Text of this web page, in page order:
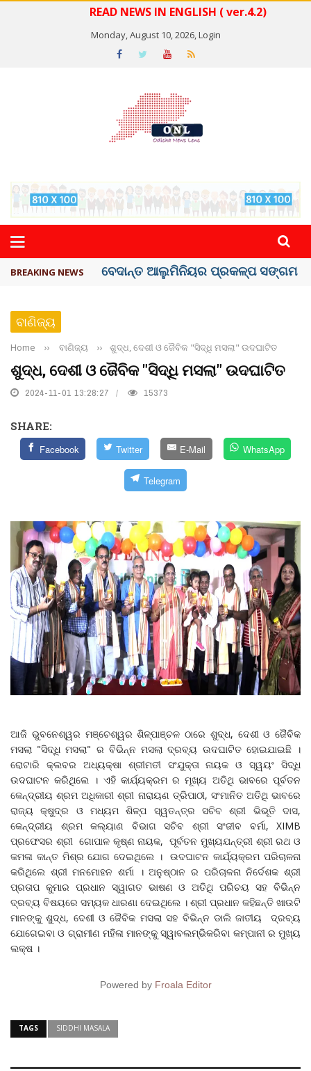
READ NEWS IN ENGLISH ( ver.4.2)
Monday, August 10, 2026,Login
BREAKING NEWS ବେଦାନ୍ତ ଆଲୁମିନିୟର ପ୍ରକଳ୍ପ ସଙ୍ଗମ ...
ବାଣିଜ୍ୟ
Home ›› ବାଣିଜ୍ୟ ›› ଶୁଦ୍ଧ, ଦେଶୀ ଓ ଜୈବିକ "ସିଦ୍ଧି ମସଲା" ଉଦଘାଟିତ
ଶୁଦ୍ଧ, ଦେଶୀ ଓ ଜୈବିକ "ସିଦ୍ଧି ମସଲା" ଉଦଘାଟିତ
2024-11-01 13:28:27 15373
SHARE:
Facebook Twitter E-Mail WhatsApp
Telegram
ଆଜି ଭୁବନେଶ୍ୱର ମଞ୍ଚେଶ୍ୱର ଶିଳ୍ପାଞ୍ଚଳ ଠାରେ ଶୁଦ୍ଧ, ଦେଶୀ ଓ ଜୈବିକ
ମସଲା "ସିଦ୍ଧି ମସଲା" ର ବିଭିନ୍ନ ମସଲା ଦ୍ରବ୍ୟ ଉଦଘାଟିତ ହୋଇଯାଇଛି ।
ରୋଟାରି କ୍ଲବର ଅଧ୍ୟକ୍ଷା ଶ୍ରୀମତୀ ସଂଯୁକ୍ତା ନାୟକ ଓ ସ୍ୱୟଂ ସିଦ୍ଧି
ଉଦଘାଟନ କରିଥିଲେ । ଏହି କାର୍ଯ୍ୟକ୍ରମ ର ମୂଖ୍ୟ ଅତିଥି ଭାବରେ ପୂର୍ବତନ
କେନ୍ଦ୍ରୀୟ ଶ୍ରମ ଅଧିକାରୀ ଶ୍ରୀ ନାରାୟଣ ତ୍ରିପାଠୀ, ସଂମାନିତ ଅତିଥି ଭାବରେ
ରାଜ୍ୟ କ୍ଷୁଦ୍ର ଓ ମଧ୍ୟମ ଶିଳ୍ପ ସ୍ୱତନ୍ତ୍ର ସଚିବ ଶ୍ରୀ ଭିଭୂତି ଦାସ,
କେନ୍ଦ୍ରୀୟ ଶ୍ରମ କଲ୍ୟାଣ ବିଭାଗ ସଚିବ ଶ୍ରୀ ସଂଜୀବ ବର୍ମା, XIMB
ପ୍ରଫେସର ଶ୍ରୀ ଗୋପାଳ କୃଷ୍ଣ ନାୟକ, ପୂର୍ବତନ ମୁଖ୍ୟଯନ୍ତ୍ରୀ ଶ୍ରୀ ରଥ ଓ
କମଳା କାନ୍ତ ମିଶ୍ର ଯୋଗ ଦେଇଥିଲେ । ଉଦଘାଟନ କାର୍ଯ୍ୟକ୍ରମ ପରିଚାଳନା
କରିଥିଲେ ଶ୍ରୀ ମନମୋହନ ଶର୍ମା । ଅନୁଷ୍ଠାନ ର ପରିଚାଳନା ନିର୍ଦେଶକ ଶ୍ରୀ
ପ୍ରତାପ କୁମାର ପ୍ରଧାନ ସ୍ୱାଗତ ଭାଷଣ ଓ ଅତିଥି ପରିଚୟ ସହ ବିଭିନ୍ନ
ଦ୍ରବ୍ୟ ବିଷୟରେ ସମ୍ୟକ ଧାରଣା ଦେଇଥିଲେ । ଶ୍ରୀ ପ୍ରଧାନ କହିଛନ୍ତି ଖାଉଟି
ମାନଙ୍କୁ ଶୁଦ୍ଧ, ଦେଶୀ ଓ ଜୈବିକ ମସଲା ସହ ବିଭିନ୍ନ ଡାଲି ଜାତୀୟ ଦ୍ରବ୍ୟ
ଯୋଗେଇବା ଓ ଗ୍ରାମୀଣ ମହିଳା ମାନଙ୍କୁ ସ୍ୱାବଲମ୍ଭିକରିବା କମ୍ପାନୀ ର ମୁଖ୍ୟ
ଲକ୍ଷ ।
Powered by Froala Editor
TAGS SIDDHI MASALA